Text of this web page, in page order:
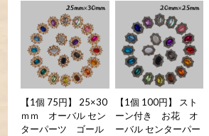
【1個 75円】 25×30
ｍｍ オーバル セン
ターパーツ ゴール
【1個 100円】 スト
ーン付き お花 オ
ーバル センターパー